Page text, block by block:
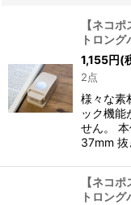
【ネコ
トロン
1,155円(
2点
様々な素
ック機能
せん。
37mm
【ネコ
トロン